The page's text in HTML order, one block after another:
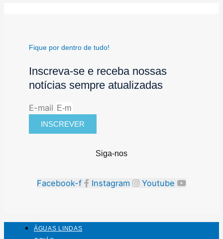
Fique por dentro de tudo!
Inscreva-se e receba nossas
notícias sempre atualizadas
E-mail
INSCREVER
Siga-nos
Facebook-f Instagram Youtube
ÁGUAS LINDAS